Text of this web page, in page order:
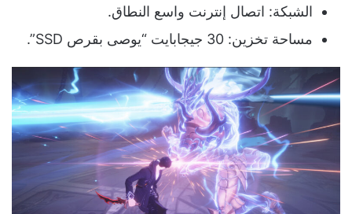
الشبكة: اتصال إنترنت واسع النطاق.
مساحة تخزين: 30 جيجابايت “يوصى بقرص SSD”.